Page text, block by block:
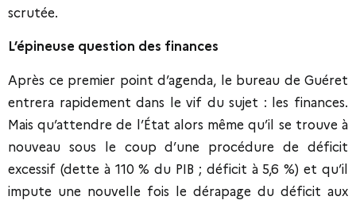
scrutée.
L’épineuse question des finances
Après ce premier point d’agenda, le bureau de Guéret
entrera rapidement dans le vif du sujet : les finances.
Mais qu’attendre de l’État alors même qu’il se trouve à
nouveau sous le coup d’une procédure de déficit
excessif (dette à 110 % du PIB ; déficit à 5,6 %) et qu’il
impute une nouvelle fois le dérapage du déficit aux